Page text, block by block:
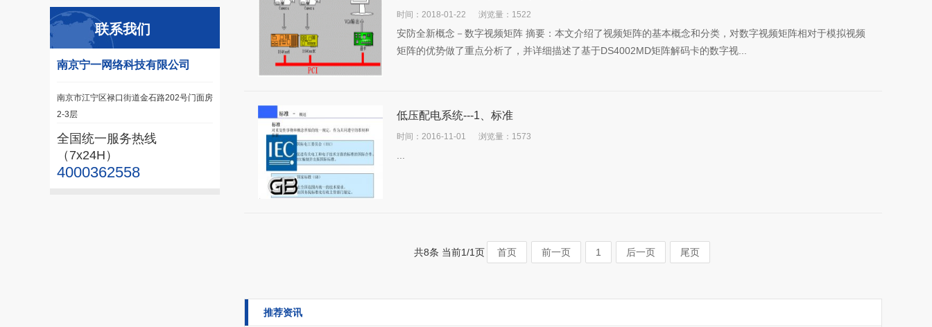
联系我们
南京宁一网络科技有限公司
南京市江宁区禄口街道金石路202号门面房
2-3层
全国统一服务热线
（7x24H）
4000362558
时间：2018-01-22 浏览量：1522
安防全新概念－数字视频矩阵 摘要：本文介绍了视频矩阵的基本概念和分类，对数字视频矩阵相对于模拟视频
矩阵的优势做了重点分析了，并详细描述了基于DS4002MD矩阵解码卡的数字视...
低压配电系统---1、标准
时间：2016-11-01 浏览量：1573
共8条 当前1/1页 首页 前一页 1 后一页 尾页
推荐资讯